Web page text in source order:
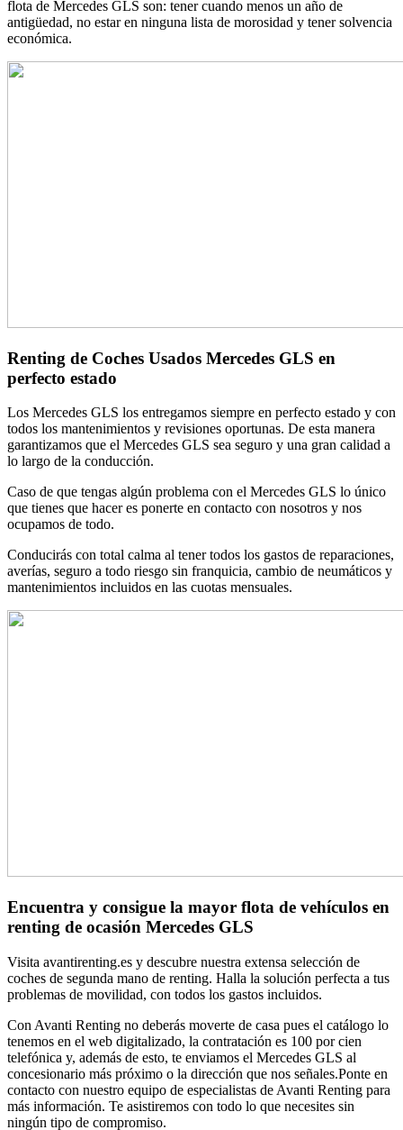
flota de Mercedes GLS son: tener cuando menos un año de
antigüedad, no estar en ninguna lista de morosidad y tener solvencia
económica.
Renting de Coches Usados Mercedes GLS en
perfecto estado
Los Mercedes GLS los entregamos siempre en perfecto estado y con
todos los mantenimientos y revisiones oportunas. De esta manera
garantizamos que el Mercedes GLS sea seguro y una gran calidad a
lo largo de la conducción.
Caso de que tengas algún problema con el Mercedes GLS lo único
que tienes que hacer es ponerte en contacto con nosotros y nos
ocupamos de todo.
Conducirás con total calma al tener todos los gastos de reparaciones,
averías, seguro a todo riesgo sin franquicia, cambio de neumáticos y
mantenimientos incluidos en las cuotas mensuales.
Encuentra y consigue la mayor flota de vehículos en
renting de ocasión Mercedes GLS
Visita avantirenting.es y descubre nuestra extensa selección de
coches de segunda mano de renting. Halla la solución perfecta a tus
problemas de movilidad, con todos los gastos incluidos.
Con Avanti Renting no deberás moverte de casa pues el catálogo lo
tenemos en el web digitalizado, la contratación es 100 por cien
telefónica y, además de esto, te enviamos el Mercedes GLS al
concesionario más próximo o la dirección que nos señales.Ponte en
contacto con nuestro equipo de especialistas de Avanti Renting para
más información. Te asistiremos con todo lo que necesites sin
ningún tipo de compromiso.